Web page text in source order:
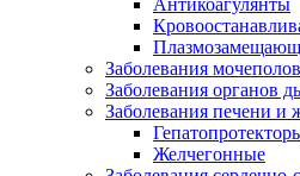
Антикоагулянты
Заболевания
Заболевания органов
Заболевания печени и
Желчегонные